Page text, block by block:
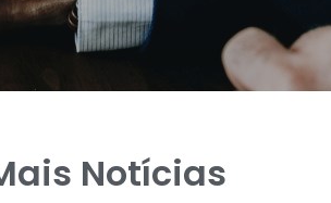
Notícias